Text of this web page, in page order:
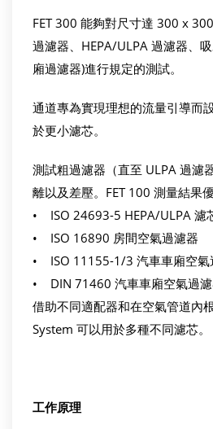
FET 300 能夠對尺寸達 300 x
過濾器、HEPA/ULPA 過濾器、
廂過濾器)進行規定的測試。
通道專為實現理想的流量引導而
於更小濾芯。
測試粗過濾器（直至 ULPA 過濾
離以及差壓。FET 100 測量結果
• ISO 24693-5 HEPA/ULPA 濾
• ISO 16890 房間空氣過濾器
• ISO 11155-1/3 汽車車廂空氣
• DIN 71460 汽車車廂空氣過
借助不同適配器和在空氣管道內
System 可以用於多種不同濾芯。
工作原理